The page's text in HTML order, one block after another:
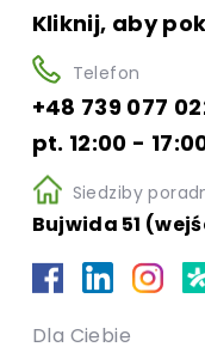
Kliknij, aby
Telefon
+48 739 077
pt. 12:00 -
Siedziby
Bujwida 51
Dla Ciebie